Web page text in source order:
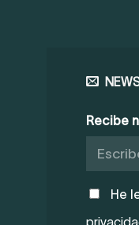
Recibe
He